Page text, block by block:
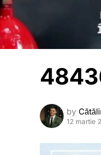
by
12 martie